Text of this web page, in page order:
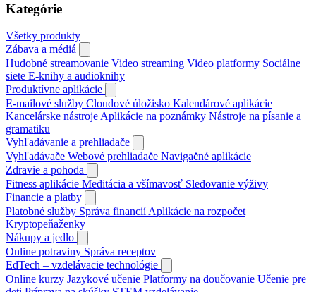
Kategórie
Všetky produkty
Zábava a médiá
Hudobné streamovanie Video streaming Video platformy Sociálne
siete E‑knihy a audioknihy
Produktívne aplikácie
E‑mailové služby Cloudové úložisko Kalendárové aplikácie
Kancelárske nástroje Aplikácie na poznámky Nástroje na písanie a
gramatiku
Vyhľadávanie a prehliadače
Vyhľadávače Webové prehliadače Navigačné aplikácie
Zdravie a pohoda
Fitness aplikácie Meditácia a všímavosť Sledovanie výživy
Financie a platby
Platobné služby Správa financiíAplikácie na rozpočet
Kryptopeňaženky
Nákupy a jedlo
Online potraviny Správa receptov
EdTech – vzdelávacie technológie
Online kurzy Jazykové učenie Platformy na doučovanie Učenie pre